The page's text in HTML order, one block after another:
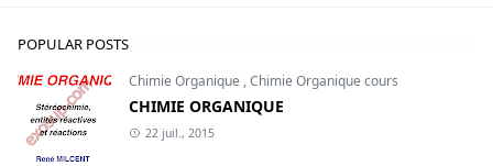
POPULAR POSTS
Chimie Organique ,Chimie Organique cours
CHIMIE ORGANIQUE
22 juil., 2015